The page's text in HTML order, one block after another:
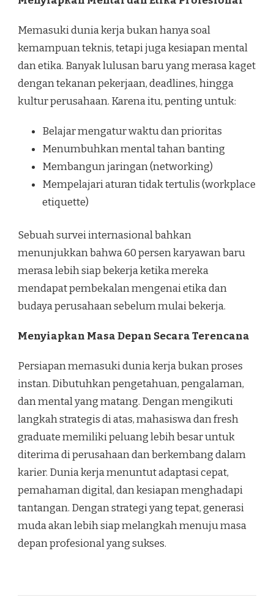
Memasuki dunia kerja bukan hanya soal
kemampuan teknis, tetapi juga kesiapan mental
dan etika. Banyak lulusan baru yang merasa kaget
dengan tekanan pekerjaan, deadlines, hingga
kultur perusahaan. Karena itu, penting untuk:
Belajar mengatur waktu dan prioritas
Menumbuhkan mental tahan banting
Membangun jaringan (networking)
Mempelajari aturan tidak tertulis (workplace
etiquette)
Sebuah survei internasional bahkan
menunjukkan bahwa 60 persen karyawan baru
merasa lebih siap bekerja ketika mereka
mendapat pembekalan mengenai etika dan
budaya perusahaan sebelum mulai bekerja.
Menyiapkan Masa Depan Secara Terencana
Persiapan memasuki dunia kerja bukan proses
instan. Dibutuhkan pengetahuan, pengalaman,
dan mental yang matang. Dengan mengikuti
langkah strategis di atas, mahasiswa dan fresh
graduate memiliki peluang lebih besar untuk
diterima di perusahaan dan berkembang dalam
karier. Dunia kerja menuntut adaptasi cepat,
pemahaman digital, dan kesiapan menghadapi
tantangan. Dengan strategi yang tepat, generasi
muda akan lebih siap melangkah menuju masa
depan profesional yang sukses.